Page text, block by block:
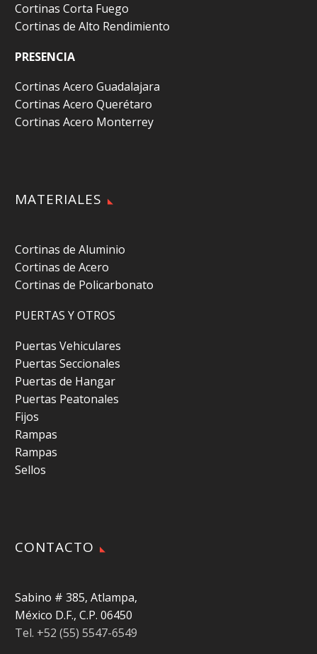
Cortinas Corta Fuego
Cortinas de Alto Rendimiento
PRESENCIA
Cortinas Acero Guadalajara
Cortinas Acero Querétaro
Cortinas Acero Monterrey
MATERIALES
Cortinas de Aluminio
Cortinas de Acero
Cortinas de Policarbonato
PUERTAS Y OTROS
Puertas Vehiculares
Puertas Seccionales
Puertas de Hangar
Puertas Peatonales
Fijos
Rampas
Rampas
Sellos
CONTACTO
Sabino # 385, Atlampa,
México D.F., C.P. 06450
Tel. +52 (55) 5547-6549